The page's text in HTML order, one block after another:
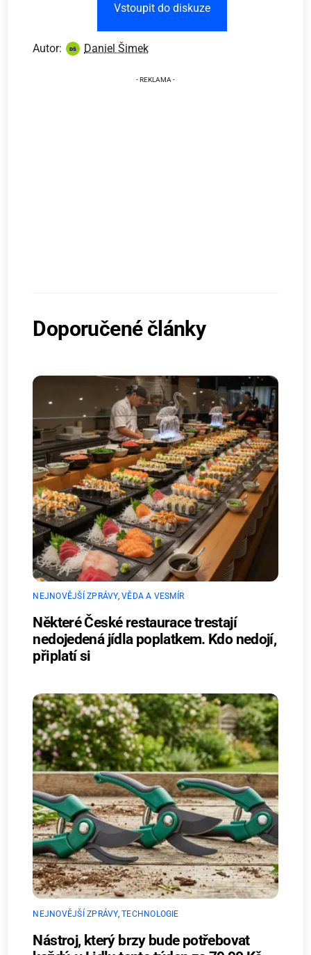
Vstoupit do diskuze
Autor: Daniel Šimek
Doporučené články
NEJNOVĚJŠÍ ZPRÁVY,VĚDA A VESMÍR
Některé České restaurace trestají
nedojedená jídla poplatkem. Kdo nedojí,
připlatí si
NEJNOVĚJŠÍ ZPRÁVY,TECHNOLOGIE
Nástroj, který brzy bude potřebovat